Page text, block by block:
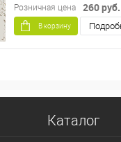
260 руб.
Розничная цена
В корзину
Каталог